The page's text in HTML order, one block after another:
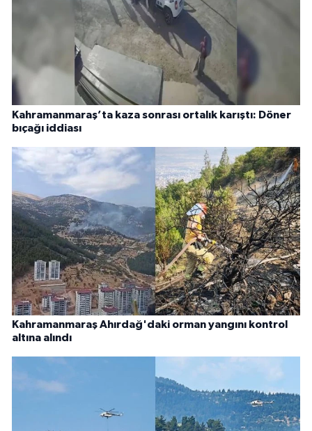
Kahramanmaraş’ta kaza sonrası ortalık karıştı: Döner
bıçağı iddiası
Kahramanmaraş Ahırdağ'daki orman yangını kontrol
altına alındı